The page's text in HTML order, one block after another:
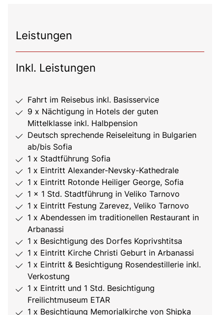
Leistungen
Inkl. Leistungen
Fahrt im Reisebus inkl. Basisservice
9 x Nächtigung in Hotels der guten
Mittelklasse inkl. Halbpension
Deutsch sprechende Reiseleitung in Bulgarien
ab/bis Sofia
1 x Stadtführung Sofia
1 x Eintritt Alexander-Nevsky-Kathedrale
1 x Eintritt Rotonde Heiliger George, Sofia
1 x 1 Std. Stadtführung in Veliko Tarnovo
1 x Eintritt Festung Zarevez, Veliko Tarnovo
1 x Abendessen im traditionellen Restaurant in
Arbanassi
1 x Besichtigung des Dorfes Koprivshtitsa
1 x Eintritt Kirche Christi Geburt in Arbanassi
1 x Eintritt & Besichtigung Rosendestillerie inkl.
Verkostung
1 x Eintritt und 1 Std. Besichtigung
Freilichtmuseum ETAR
1 x Besichtigung Memorialkirche von Shipka